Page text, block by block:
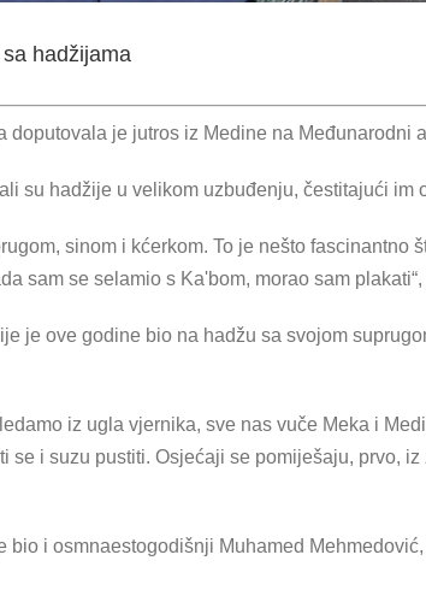
hadžijama
doputovala je jutros iz Medine na
su hadžije u velikom uzbuđenju, čestitajući im
sinom i kćerkom. To je nešto
sam se selamio s Ka'bom, morao sam
je ove godine bio na hadžu sa svojom
iz ugla vjernika, sve nas vuče Meka i
se i suzu pustiti. Osjećaji se pomiješaju, prvo,
bio i osmnaestogodišnji Muhamed